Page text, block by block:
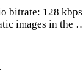
bitrate: 128
images in the